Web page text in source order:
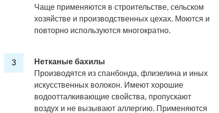
Чаще применяются в строительстве, сельском
хозяйстве и производственных цехах. Моются и
повторно используются многократно.
Нетканые бахилы
Производятся из спанбонда, флизелина и иных
искусственных волокон. Имеют хорошие
водоотталкивающие свойства, пропускают
воздух и не вызывают аллергию. Применяются